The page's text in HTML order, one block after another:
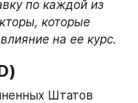
по каждой из
которые
на ее курс.
Штатов